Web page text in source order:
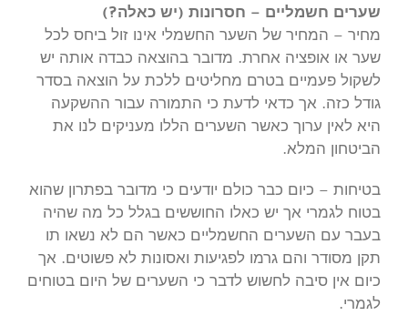
שערים חשמליים – חסרונות (יש כאלה?)
מחיר – המחיר של השער החשמלי אינו זול ביחס לכל
שער או אופציה אחרת. מדובר בהוצאה כבדה אותה יש
לשקול פעמיים בטרם מחליטים ללכת על הוצאה בסדר
גודל כזה. אך כדאי לדעת כי התמורה עבור ההשקעה
היא לאין ערוך כאשר השערים הללו מעניקים לנו את
הביטחון המלא.
בטיחות – כיום כבר כולם יודעים כי מדובר בפתרון שהוא
בטוח לגמרי אך יש כאלו החוששים בגלל כל מה שהיה
בעבר עם השערים החשמליים כאשר הם לא נשאו תו
תקן מסודר והם גרמו לפגיעות ואסונות לא פשוטים. אך
כיום אין סיבה לחשוש לדבר כי השערים של היום בטוחים
לגמרי.